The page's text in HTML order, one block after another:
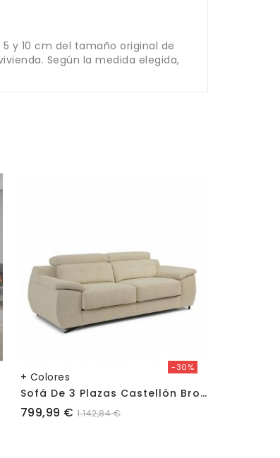
y 10 cm del tamaño original de
Según la medida elegida,
+ Colores
-30%
S
Ofá De 3 Plazas Castellón Bronx
Precio
799,99 € 1.142,84 €